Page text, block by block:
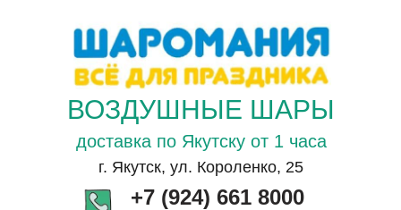
ВОЗДУШНЫЕ ШАРЫ
доставка по Якутску от 1 часа
г. Якутск, ул. Короленко, 25
+7 (924) 661 8000